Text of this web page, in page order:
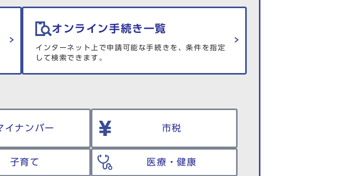
オンライン手続き一覧
インターネット上で申請可能な手続きを、条件を指定
して検索できます。
イナンバー 市税
子育て 医療・健康